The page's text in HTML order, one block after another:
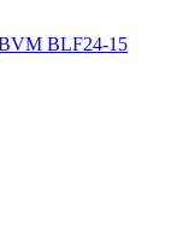
BLF24-15